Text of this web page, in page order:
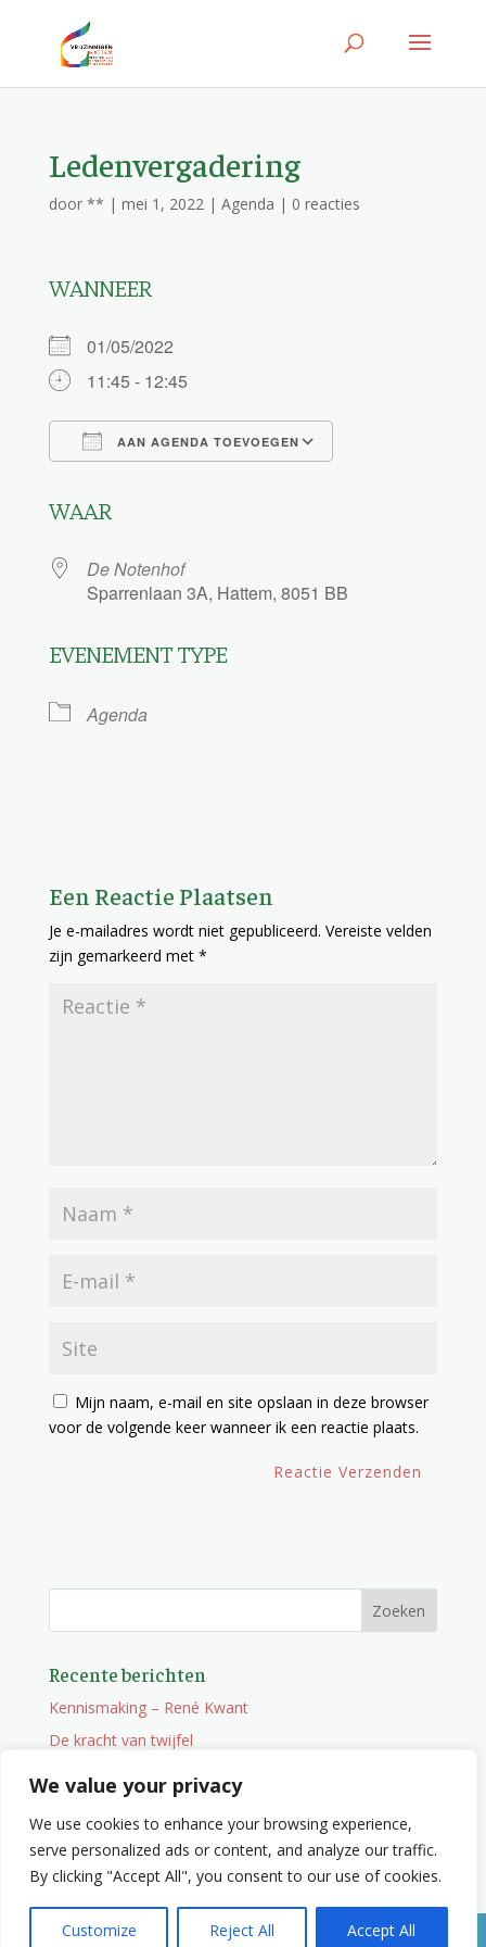
We value your privacy
We use cookies to enhance your browsing experience,
serve personalized ads or content, and analyze our traffic.
By clicking "Accept All", you consent to our use of cookies.
Customize Reject All Accept All
Ledenvergadering
door ** | mei 1, 2022| Agenda | 0 reacties
WANNEER
01/05/2022
11:45 - 12:45
AAN AGENDA TOEVOEGEN
WAAR
De Notenhof
Sparrenlaan 3A, Hattem, 8051 BB
EVENEMENT TYPE
Agenda
Een Reactie Plaatsen
Je e-mailadres wordt niet gepubliceerd. Vereiste velden
zijn gemarkeerd met *
Mijn naam, e-mail en site opslaan in deze browser
voor de volgende keer wanneer ik een reactie plaats.
Recente berichten
Kennismaking – René Kwant
De kracht van twijfel
Onderweg
Wat je niet zocht maar wel vindt